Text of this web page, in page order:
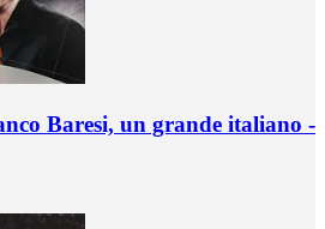
Baresi, un grande italiano -